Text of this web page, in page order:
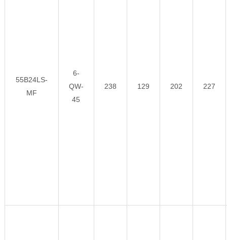
55B24LS-
MF
6-
QW-
45
238 129 202 227